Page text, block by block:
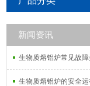
新闻资讯
生物质熔铝炉常见故
生物质熔铝炉的安全